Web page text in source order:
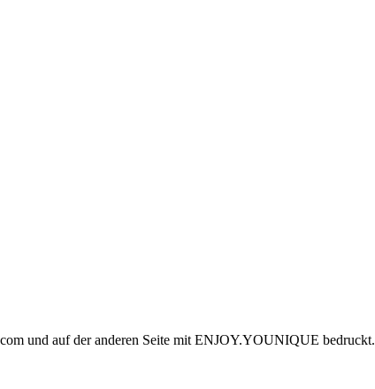
und auf der anderen Seite mit ENJOY.YOUNIQUE bedruckt.